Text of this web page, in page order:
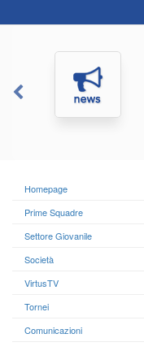
Homepage
Prime Squadre
Settore Giovanile
Società
VirtusTV
Tornei
Comunicazioni